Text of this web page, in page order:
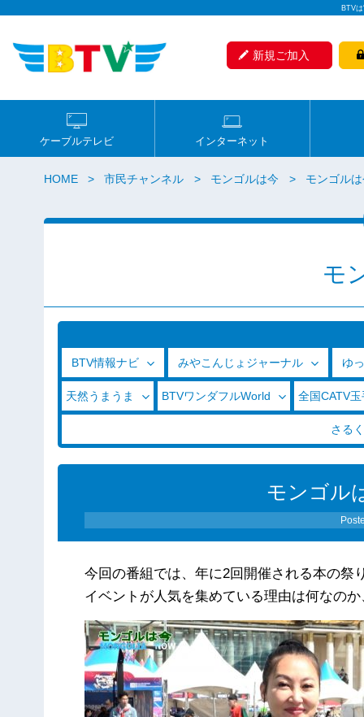
BTV
新規ご加入
ケーブルテレビ インターネット
HOME 市民チャンネル モンゴルは今 モンゴル
モ
BTV情報ナビ みやこんじょジャーナル ゆ
天然うまうま BTVワンダフルWorld 全国CATV
さる
モンゴル
今回の番組では、年に2回開催される本の祭
イベントが人気を集めている理由は何なの